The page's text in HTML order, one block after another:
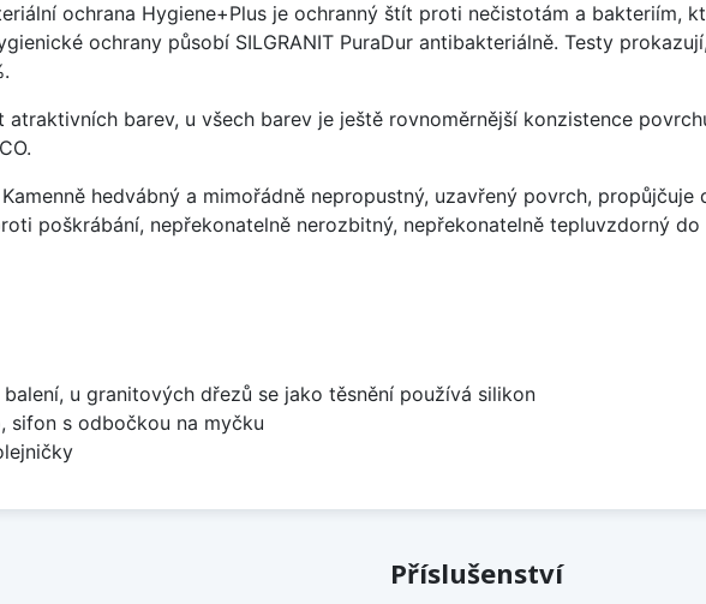
ochrana Hygiene+Plus je ochranný štít proti nečistotám a bakteriím,
ochrany působí SILGRANIT PuraDur antibakteriálně. Testy
atraktivních barev, u všech barev je ještě rovnoměrnější konzistence
hedvábný a mimořádně nepropustný, uzavřený povrch,
poškrábání, nepřekonatelně nerozbitný, nepřekonatelně tepluvzdorný
balení, u granitových dřezů se jako těsnění používá silikon
sifon s odbočkou na myčku
Příslušenství